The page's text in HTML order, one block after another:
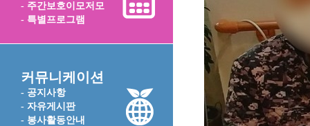
- 주간보호이모저모
- 특별프로그램
커뮤니케이션
- 공지사항
- 자유게시판
- 봉사활동안내